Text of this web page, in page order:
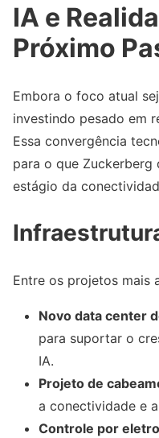
IA e
Próximo
Embora o foco atual
investindo pesado em
Essa convergência
para o que Zuckerberg
estágio da
Entre os projetos mais
Novo data center
para suportar o
IA.
Projeto de
a conectividade e
Controle por